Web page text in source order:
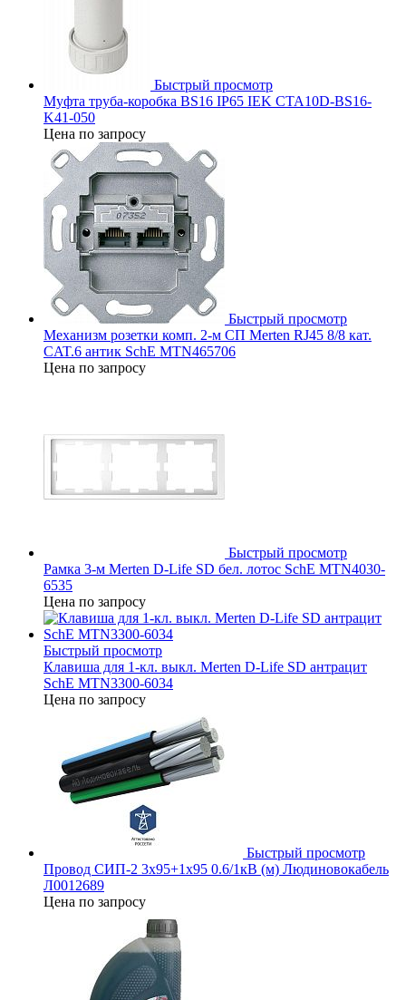
Быстрый просмотр
Муфта труба-коробка BS16 IP65 IEK CTA10D-BS16-
K41-050
Цена по запросу
Быстрый просмотр
Механизм розетки комп. 2-м СП Merten RJ45 8/8 кат.
CAT.6 антик SchE MTN465706
Цена по запросу
Быстрый просмотр
Рамка 3-м Merten D-Life SD бел. лотос SchE MTN4030-
6535
Цена по запросу
Быстрый просмотр
Клавиша для 1-кл. выкл. Merten D-Life SD антрацит
SchE MTN3300-6034
Цена по запросу
Быстрый просмотр
Провод СИП-2 3х95+1х95 0.6/1кВ (м) Людиновокабель
Л0012689
Цена по запросу